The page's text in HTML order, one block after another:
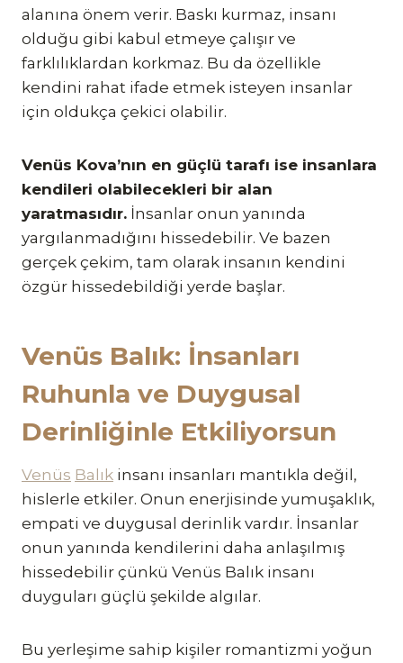
alanına önem verir. Baskı kurmaz, insanı
olduğu gibi kabul etmeye çalışır ve
farklılıklardan korkmaz. Bu da özellikle
kendini rahat ifade etmek isteyen insanlar
için oldukça çekici olabilir.
Venüs Kova’nın en güçlü tarafı ise insanlara
kendileri olabilecekleri bir alan
yaratmasıdır. İnsanlar onun yanında
yargılanmadığını hissedebilir. Ve bazen
gerçek çekim, tam olarak insanın kendini
özgür hissedebildiği yerde başlar.
Venüs Balık: İnsanları
Ruhunla ve Duygusal
Derinliğinle Etkiliyorsun
Venüs Balık insanı insanları mantıkla değil,
hislerle etkiler. Onun enerjisinde yumuşaklık,
empati ve duygusal derinlik vardır. İnsanlar
onun yanında kendilerini daha anlaşılmış
hissedebilir çünkü Venüs Balık insanı
duyguları güçlü şekilde algılar.
Bu yerleşime sahip kişiler romantizmi yoğun